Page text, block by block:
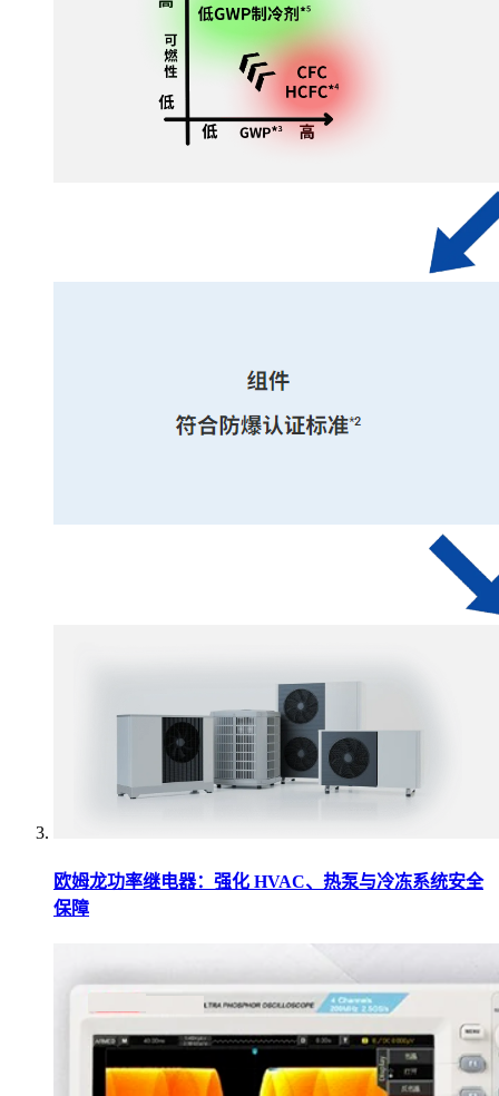
欧姆龙功率继电器：强化 HVAC、热泵与冷冻系统安全
保障